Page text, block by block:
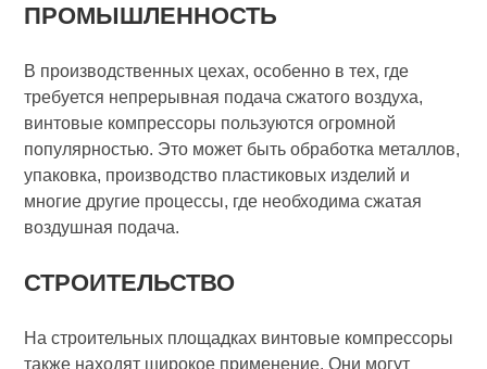
ПРОМЫШЛЕННОСТЬ
В производственных цехах, особенно в тех, где
требуется непрерывная подача сжатого воздуха,
винтовые компрессоры пользуются огромной
популярностью. Это может быть обработка металлов,
упаковка, производство пластиковых изделий и
многие другие процессы, где необходима сжатая
воздушная подача.
СТРОИТЕЛЬСТВО
На строительных площадках винтовые компрессоры
также находят широкое применение. Они могут